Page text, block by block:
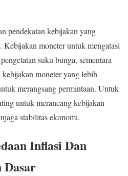
pendekatan kebijakan yang
moneter untuk mengatasi
suku bunga, sementara
moneter yang lebih
merangsang permintaan. Untuk
untuk merancang kebijakan
stabilitas ekonomi.
Inflasi Dan
Dasar